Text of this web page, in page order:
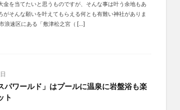
金を当てたいと思うものですが、そんな事は叶う余地もあ
がそんな願いを叶えてもらえる何とも有難い神社がありま
浪速区にある「敷津松之宮（ […]
パワールド」はプールに温泉に岩盤浴も楽
ト